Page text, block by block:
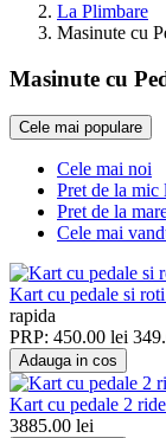
La Plimbare
Masinute cu
Masinute cu
Cele mai populare
Cele mai noi
Pret de la mic
Pret de la
Cele mai
Kart cu pedale si
rapida
PRP: 450.00 lei
Adauga in cos
Kart cu pedale 2
3885.00 lei